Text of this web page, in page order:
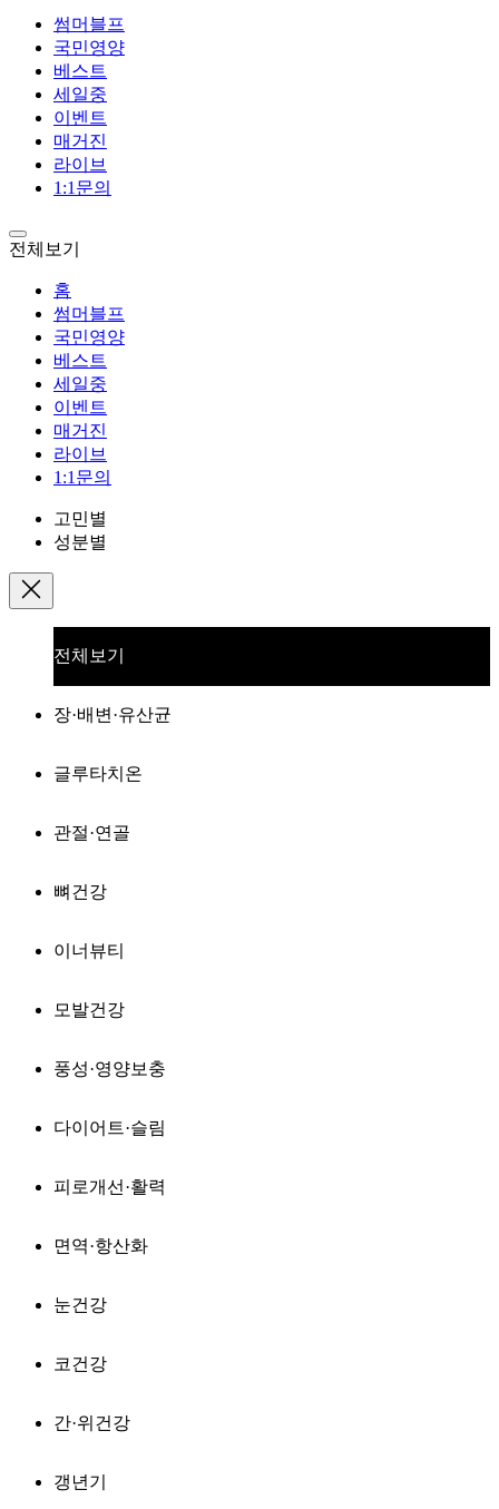
썸머블프
국민영양
베스트
세일중
이벤트
매거진
라이브
1:1문의
전체보기
홈
썸머블프
국민영양
베스트
세일중
이벤트
매거진
라이브
1:1문의
고민별
성분별
전체보기
장·배변·유산균
글루타치온
관절·연골
뼈건강
이너뷰티
모발건강
풍성·영양보충
다이어트·슬림
피로개선·활력
면역·항산화
눈건강
코건강
간·위건강
갱년기